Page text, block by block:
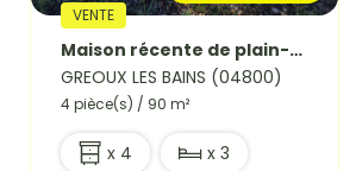
VENTE
Maison récente de plain-pied à Gréoux-les-Bains
GREOUX LES BAINS (04800)
4 pièce(s) / 90 m²
x 4 x 3